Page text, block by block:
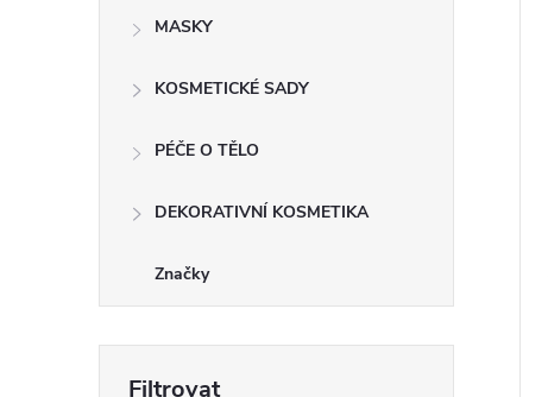
MASKY
KOSMETICKÉ SADY
PÉČE O TĚLO
DEKORATIVNÍ KOSMETIKA
Značky